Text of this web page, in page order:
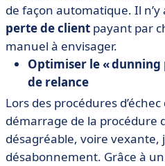
de façon automatique. Il n’y
perte de client payant par
manuel à envisager.
Optimiser le « dunning
de relance
Lors des procédures
démarrage de la procédure
désagréable, voire vexante,
désabonnement. Grâce à